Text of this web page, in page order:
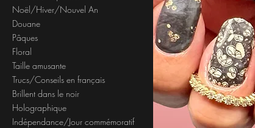
Noël/Hiver/Nouvel An
Douane
Pâques
Floral
Taille amusante
Trucs/Conseils en français
Brillent dans le noir
Holographique
Indépendance/Jour commémoratif